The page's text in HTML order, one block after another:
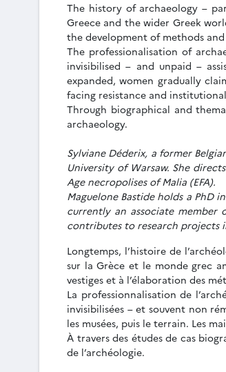
The history of archaeology –
Greece and the wider Greek
the development of methods
The professionalisation of
invisibilised – and unpaid –
expanded, women gradually
facing resistance and
Through biographical and
archaeology.
Sylviane Déderix, a former
University of Warsaw. She
Age necropolises of Malia (EFA).
Maguelone Bastide holds a PhD
currently an associate member
contributes to research projects
Longtemps, l’histoire de
sur la Grèce et le monde grec
vestiges et à l’élaboration des
La professionnalisation de
invisibilisées – et souvent non
les musées, puis le terrain. Les
À travers des études de cas
de l’archéologie.